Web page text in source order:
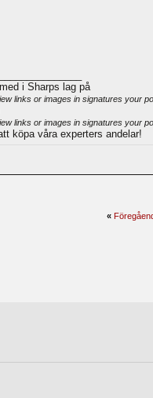
i Sharps lag på
links or images in signatures your
links or images in signatures your
köpa våra experters andelar!
«